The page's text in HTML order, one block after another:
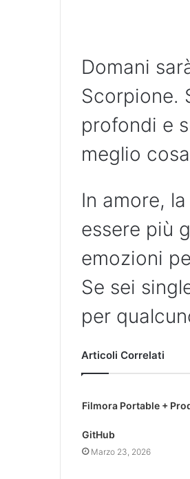
Domani
Scorpione.
profondi e
meglio
In amore,
essere più
emozioni
Se sei
per
Articoli Correlati
Filmora Portable +
GitHub
Marzo 23, 2026